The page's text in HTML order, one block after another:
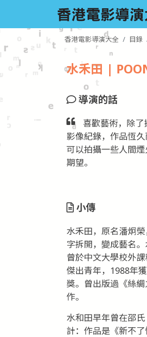
香港電影導演大全 目錄
水禾田 |
導演的話
喜歡藝術，除
影像紀錄，作品恆
可以拍攝一些人間
期望。
小傳
水禾田，原名潘炯
字拆開，變成藝名
曾於中文大學校外
傑出青年，1988年
獎。曾出版過《絲
作。
水和田早年曾在邵
計：作品是《新不